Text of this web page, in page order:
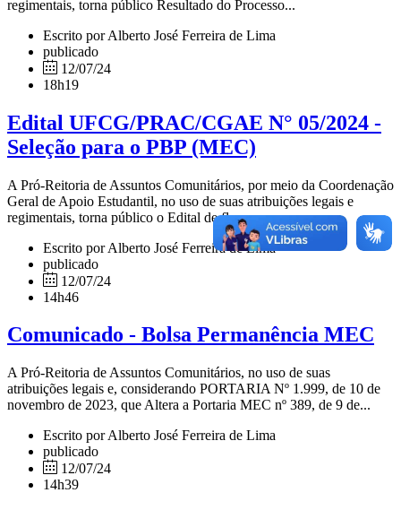
regimentais, torna público Resultado do Processo...
Escrito por Alberto José Ferreira de Lima
publicado
12/07/24
18h19
Edital UFCG/PRAC/CGAE N° 05/2024 -
Seleção para o PBP (MEC)
A Pró-Reitoria de Assuntos Comunitários, por meio da Coordenação
Geral de Apoio Estudantil, no uso de suas atribuições legais e
regimentais, torna público o Edital de fluxo...
Escrito por Alberto José Ferreira de Lima
publicado
12/07/24
14h46
Comunicado - Bolsa Permanência MEC
A Pró-Reitoria de Assuntos Comunitários, no uso de suas
atribuições legais e, considerando PORTARIA Nº 1.999, de 10 de
novembro de 2023, que Altera a Portaria MEC nº 389, de 9 de...
Escrito por Alberto José Ferreira de Lima
publicado
12/07/24
14h39